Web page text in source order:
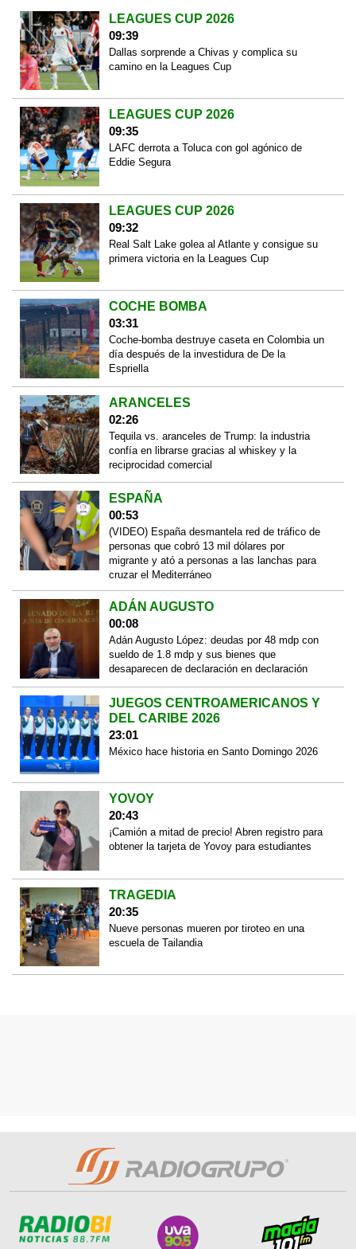
LEAGUES CUP 2026
09:39
Dallas sorprende a Chivas y complica su
camino en la Leagues Cup
LEAGUES CUP 2026
09:35
LAFC derrota a Toluca con gol agónico de
Eddie Segura
LEAGUES CUP 2026
09:32
Real Salt Lake golea al Atlante y consigue su
primera victoria en la Leagues Cup
COCHE BOMBA
03:31
Coche-bomba destruye caseta en Colombia un
día después de la investidura de De la
Espriella
ARANCELES
02:26
Tequila vs. aranceles de Trump: la industria
confía en librarse gracias al whiskey y la
reciprocidad comercial
ESPAÑA
00:53
(VIDEO) España desmantela red de tráfico de
personas que cobró 13 mil dólares por
migrante y ató a personas a las lanchas para
cruzar el Mediterráneo
ADÁN AUGUSTO
00:08
Adán Augusto López: deudas por 48 mdp con
sueldo de 1.8 mdp y sus bienes que
desaparecen de declaración en declaración
JUEGOS CENTROAMERICANOS Y
DEL CARIBE 2026
23:01
México hace historia en Santo Domingo 2026
YOVOY
20:43
¡Camión a mitad de precio! Abren registro para
obtener la tarjeta de Yovoy para estudiantes
TRAGEDIA
20:35
Nueve personas mueren por tiroteo en una
escuela de Tailandia